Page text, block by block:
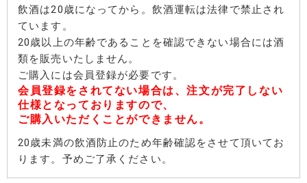
飲酒は20歳になってから。飲酒運転は法律で禁止され
ています。
20歳以上の年齢であることを確認できない場合には酒
類を販売いたしません。
ご購入には会員登録が必要です。
会員登録をされてない場合は、注文が完了しない
仕様となっておりますので、
ご購入いただくことができません。
20歳未満の飲酒防止のため年齢確認をさせて頂いてお
ります。予めご了承ください。